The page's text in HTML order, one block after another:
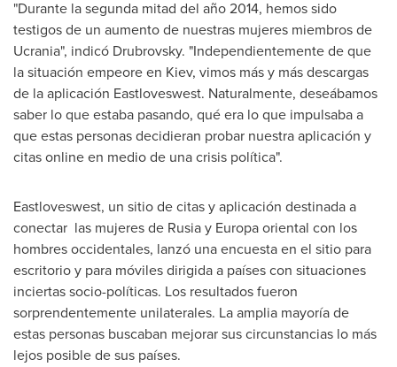
"Durante lasegunda mitad del año 2014, hemos sido
testigos de un aumento de nuestras mujeres miembros de
Ucrania", indicó Drubrovsky. "Independientemente de que
la situación empeore en Kiev, vimos más y más descargas
de la aplicación Eastloveswest. Naturalmente, deseábamos
saber lo que estaba pasando, qué era lo que impulsaba a
que estas personas decidieran probar nuestra aplicación y
citas online en medio de una crisis política".
Eastloveswest, un sitio de citas y aplicación destinada a
conectar las mujeres de Rusia y Europa oriental con los
hombres occidentales, lanzó una encuesta en el sitio para
escritorio y para móviles dirigida a países con situaciones
inciertas socio-políticas. Los resultados fueron
sorprendentemente unilaterales. La amplia mayoría de
estas personas buscaban mejorar sus circunstancias lo más
lejos posible de sus países.